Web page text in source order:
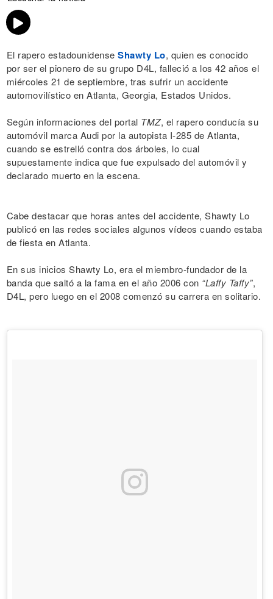
El rapero estadounidense Shawty Lo, quien es conocido
por ser el pionero de su grupo D4L, falleció a los 42 años el
miércoles 21 de septiembre, tras sufrir un accidente
automovilístico en Atlanta, Georgia, Estados Unidos.
Según informaciones del portal TMZ, el rapero conducía su
automóvil marca Audi por la autopista I-285 de Atlanta,
cuando se estrelló contra dos árboles, lo cual
supuestamente indica que fue expulsado del automóvil y
declarado muerto en la escena.
Cabe destacar que horas antes del accidente, Shawty Lo
publicó en las redes sociales algunos vídeos cuando estaba
de fiesta en Atlanta.
En sus inicios Shawty Lo, era el miembro-fundador de la
banda que saltó a la fama en el año 2006 con “Laffy Taffy”,
D4L, pero luego en el 2008 comenzó su carrera en solitario.